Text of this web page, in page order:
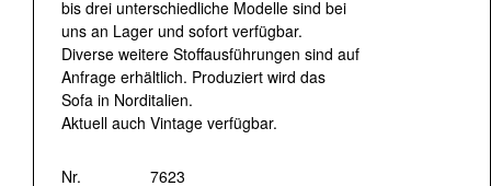
bis drei unterschiedliche Modelle sind bei
uns an Lager und sofort verfügbar.
Diverse weitere Stoffausführungen sind auf
Anfrage erhältlich. Produziert wird das
Sofa in Norditalien.
Aktuell auch Vintage verfügbar.
Nr.
7623